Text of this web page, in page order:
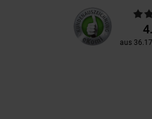
Unsere
aus